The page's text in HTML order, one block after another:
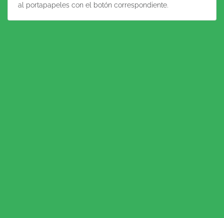
al portapapeles con el botón correspondiente.